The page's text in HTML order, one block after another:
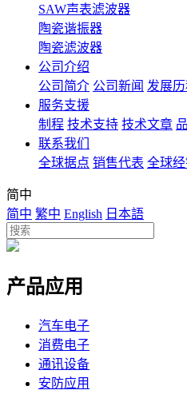
SAW声表滤波器
陶瓷谐振器
陶瓷滤波器
公司介绍
公司简介 公司新闻 发展
服务支援
制程 技术支持 技术文章
联系我们
全球据点 销售代表 全球
简中
简中 繁中 English 日本語
产品应用
汽车电子
消费电子
通讯设备
安防应用